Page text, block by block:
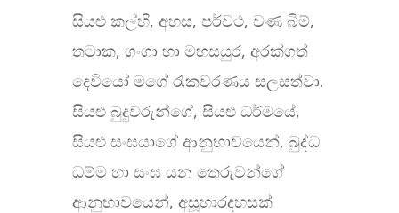
සියළු කල්හි, අහස, පර්වථ, වණ බිම්,
තටාක, ගංගා හා මහසයුර, අරක්ගත්
දෙවියෝ මගේ රැකවරණය සලසත්වා.
සියළු බුදුවරුන්ගේ, සියළු ධර්මයේ,
සියළු සංඝයාගේ ආනුභාවයෙන්, බුද්ධ
ධම්ම හා සංඝ යන තෙරුවන්ගේ
ආනුභාවයෙන්, අසූහාරදහසක්